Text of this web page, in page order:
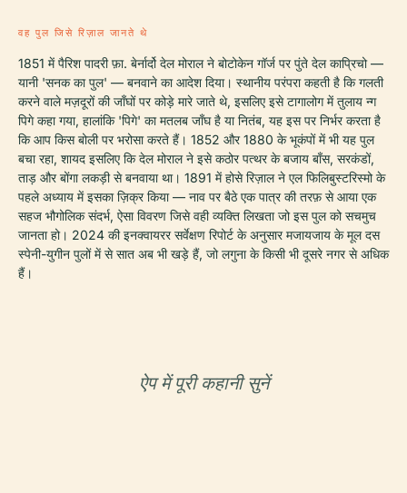
वह पुल जिसे रिज़ाल जानते थे
1851 में पैरिश पादरी फ़ा. बेर्नार्दो देल मोराल ने बोटोकेन गॉर्ज पर पुंते देल काप्रिचो —
यानी 'सनक का पुल' — बनवाने का आदेश दिया। स्थानीय परंपरा कहती है कि गलती
करने वाले मज़दूरों की जाँघों पर कोड़े मारे जाते थे, इसलिए इसे टागालोग में तुलाय न्ग
पिगे कहा गया, हालांकि 'पिगे' का मतलब जाँघ है या नितंब, यह इस पर निर्भर करता है
कि आप किस बोली पर भरोसा करते हैं। 1852 और 1880 के भूकंपों में भी यह पुल
बचा रहा, शायद इसलिए कि देल मोराल ने इसे कठोर पत्थर के बजाय बाँस, सरकंडों,
ताड़ और बोंगा लकड़ी से बनवाया था। 1891 में होसे रिज़ाल ने एल फिलिबुस्टरिस्मो के
पहले अध्याय में इसका ज़िक्र किया — नाव पर बैठे एक पात्र की तरफ़ से आया एक
सहज भौगोलिक संदर्भ, ऐसा विवरण जिसे वही व्यक्ति लिखता जो इस पुल को सचमुच
जानता हो। 2024 की इनक्वायरर सर्वेक्षण रिपोर्ट के अनुसार मजायजाय के मूल दस
स्पेनी-युगीन पुलों में से सात अब भी खड़े हैं, जो लगुना के किसी भी दूसरे नगर से अधिक
हैं।
ऐप में पूरी कहानी सुनें